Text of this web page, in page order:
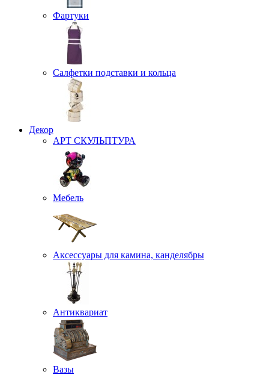
Фартуки
Салфетки подставки и кольца
Декор
АРТ СКУЛЬПТУРА
Мебель
Аксессуары для камина, канделябры
Антиквариат
Вазы